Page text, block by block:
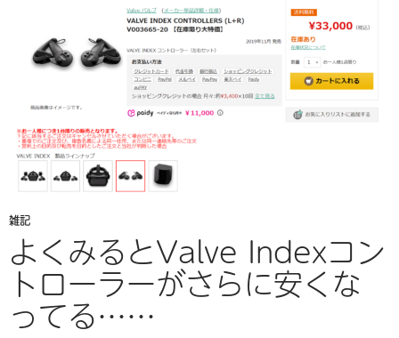
雑記
よくみるとValve Indexコン
トローラーがさらに安くな
ってる……